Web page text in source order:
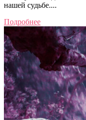
нашей судьбе....
Подробнее